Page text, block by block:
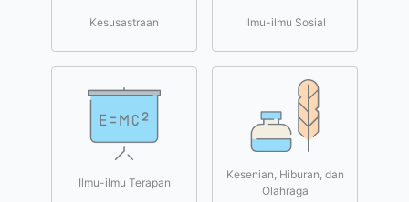
Kesusastraan Ilmu-ilmu Sosial
Ilmu-ilmu Terapan
Kesenian, Hiburan, dan
Olahraga